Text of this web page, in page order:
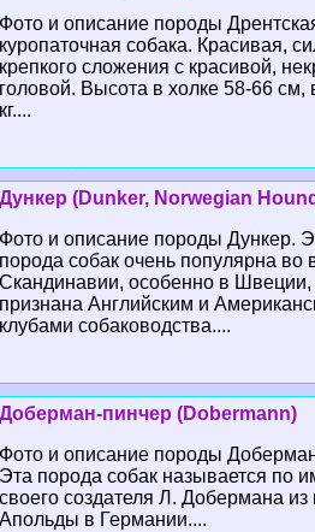
Фото и описание породы
куропаточная собака. Красивая,
крепкого сложения с красивой,
головой. Высота в холке 58-66 см,
кг....
Дункер (Dunker, Norwegian
Фото и описание породы Дункер.
порода собак очень популярна во
Скандинавии, особенно в Швеции,
признана Английским и
клубами собаководства....
Доберман-пинчер (Dobermann)
Фото и описание породы
Эта порода собак называется по
своего создателя Л. Добермана из
Апольды в Германии....